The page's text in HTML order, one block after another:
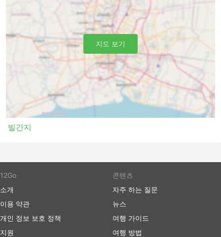
빌간지
지도 보기
12Go
소개
이용 약관
개인 정보 보호 정책
지원
콘텐츠
자주 하는 질문
뉴스
여행 가이드
여행 방법